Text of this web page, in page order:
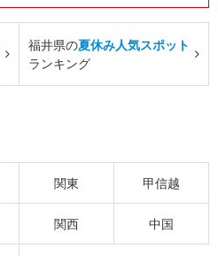
福井県の夏休み人気スポット
ランキング
関東 甲信越
関西 中国